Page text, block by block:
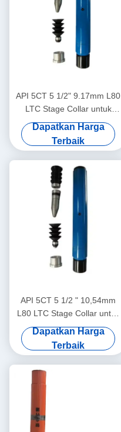
API 5CT 5 1/2" 9.17mm L80
LTC Stage Collar untuk
Semen Sumur Minyak
Dapatkan Harga
Terbaik
API 5CT 5 1/2 " 10,54mm
L80 LTC Stage Collar untuk
Oil Well Cementing
Dapatkan Harga
Terbaik